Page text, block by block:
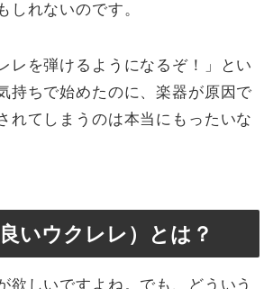
しれないのです。
レを弾けるようになるぞ！」とい
持ちで始めたのに、楽器が原因で
れてしまうのは本当にもったいな
いウクレレ）とは？
欲しいですよね。でも、どういう